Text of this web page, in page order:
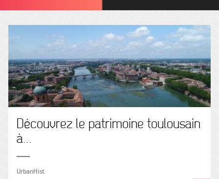
Découvrez le patrimoine toulousain
à...
UrbanHist